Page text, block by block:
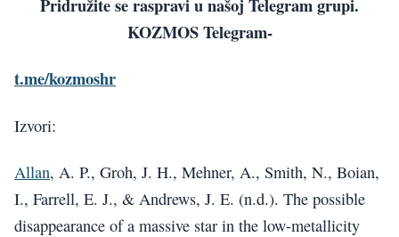
KOZMOS Telegram-
t.me/kozmoshr
Izvori:
Allan, A. P., Groh, J. H., Mehner, A., Smith, N., Boian,
I., Farrell, E. J., & Andrews, J. E. (n.d.). The possible
disappearance of a massive star in the low-metallicity